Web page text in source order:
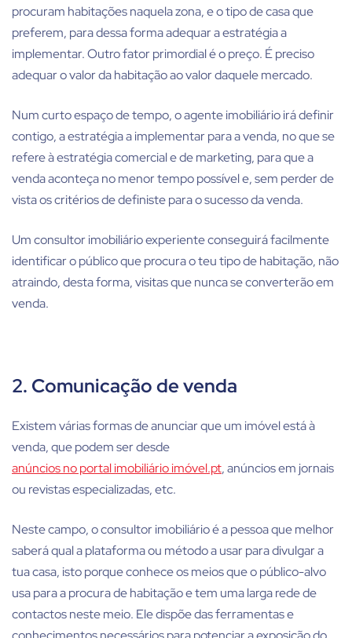
procuram habitações naquela zona, e o tipo de casa que
preferem, para dessa forma adequar a estratégia a
implementar. Outro fator primordial é o preço. É preciso
adequar o valor da habitação ao valor daquele mercado.
Num curto espaço de tempo, o agente imobiliário irá definir
contigo, a estratégia a implementar para a venda, no que se
refere à estratégia comercial e de marketing, para que a
venda aconteça no menor tempo possível e, sem perder de
vista os critérios de definiste para o sucesso da venda.
Um consultor imobiliário experiente conseguirá facilmente
identificar o público que procura o teu tipo de habitação, não
atraindo, desta forma, visitas que nunca se converterão em
venda.
2. Comunicação de venda
Existem várias formas de anunciar que um imóvel está à
venda, que podem ser desde
anúncios no portal imobiliário imóvel.pt, anúncios em jornais
ou revistas especializadas, etc.
Neste campo, o consultor imobiliário é a pessoa que melhor
saberá qual a plataforma ou método a usar para divulgar a
tua casa, isto porque conhece os meios que o público-alvo
usa para a procura de habitação e tem uma larga rede de
contactos neste meio. Ele dispõe das ferramentas e